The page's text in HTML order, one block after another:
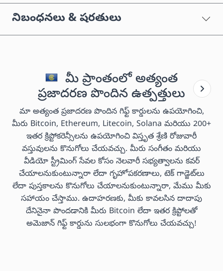
నిబంధనలు & షరతులు
మీ ప్రాంతంలో అత్యంత
ప్రజాదరణ పొందిన ఉత్పత్తులు
మా అత్యంత ప్రజాదరణ పొందిన గిఫ్ట్ కార్డులను ఉపయోగించి,
మీరు Bitcoin, Ethereum, Litecoin, Solana మరియు 200+
ఇతర క్రిప్టోకరెన్సీలను ఉపయోగించి విస్తృత శ్రేణి రోజువారీ
వస్తువులను కొనుగోలు చేయవచ్చు. మీరు సంగీతం మరియు
వీడియో స్ట్రీమింగ్ సేవల కోసం నెలవారీ సభ్యత్వాలను కవర్
చేయాలనుకుంటున్నారా లేదా గృహోపకరణాలు, టెక్ గాడ్జెట్‌లు
లేదా పుస్తకాలను కొనుగోలు చేయాలనుకుంటున్నారా, మేము మీకు
సహాయం చేస్తాము. ఉదాహరణకు, మీకు కావలసిన దాదాపు
దేనినైనా పొందడానికి మీరు Bitcoin లేదా ఇతర క్రిప్టోలతో
అమెజాన్ గిఫ్ట్ కార్డును సులభంగా కొనుగోలు చేయవచ్చు!